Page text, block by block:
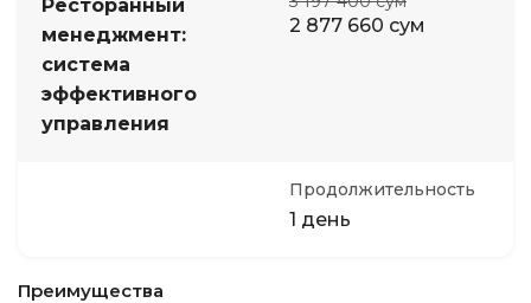
Ресторанный
менеджмент:
система
эффективного
управления
2 877 660 сум
Продолжительность
1 день
Преимущества